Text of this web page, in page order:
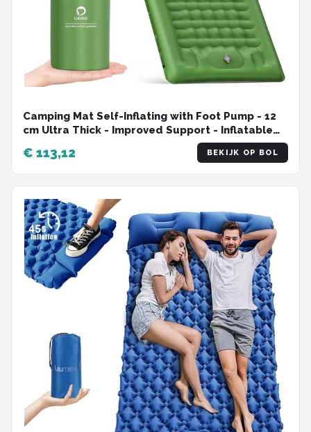
Camping Mat Self-Inflating with Foot Pump - 12
cm Ultra Thick - Improved Support - Inflatable
Ultralight Waterproof Outdoor Air Mattress for
Hiking Backpacking
€ 113,12 BEKIJK OP BOL